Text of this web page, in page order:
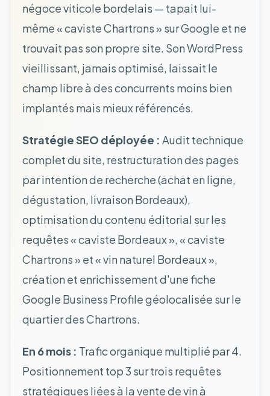
négoce viticole bordelais — tapait lui-
même « caviste Chartrons » sur Google et ne
trouvait pas son propre site. Son WordPress
vieillissant, jamais optimisé, laissait le
champ libre à des concurrents moins bien
implantés mais mieux référencés.
Stratégie SEO déployée : Audit technique
complet du site, restructuration des pages
par intention de recherche (achat en ligne,
dégustation, livraison Bordeaux),
optimisation du contenu éditorial sur les
requêtes « caviste Bordeaux », « caviste
Chartrons » et « vin naturel Bordeaux »,
création et enrichissement d'une fiche
Google Business Profile géolocalisée sur le
quartier des Chartrons.
En 6 mois : Trafic organique multiplié par 4.
Positionnement top 3 sur trois requêtes
stratégiques liées à la vente de vin à